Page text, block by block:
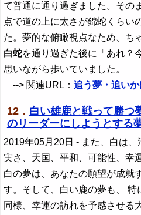
て普通に通り過ぎました。その
点で道の上に太さが錦蛇くらい
た。夢的な俯瞰視点なため、ち
白蛇を通り過ぎた後に「あれ？
思いながら歩いていました。
--> 関連URL：追う夢・追い
12． 白い雄鹿と戦って勝つ
のリーダーにしようとする
2019年05月20日 - また、白は、
実さ、天国、平和、可能性、幸
白の夢は、あなたの願望が成就
す。そして、白い鹿の夢も、 特
同様、幸運の訪れを予感させる